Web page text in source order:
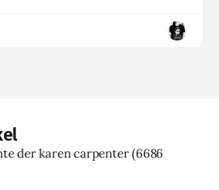
der karen carpenter(6686